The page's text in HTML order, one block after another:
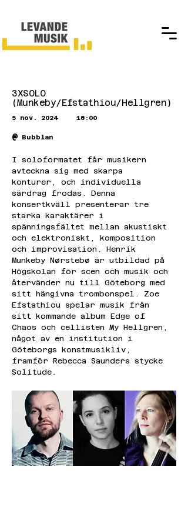
3XSOLO
(Munkeby/Efstathiou/Hellgren)
5 nov. 2024 18:00
@ Bubblan
I soloformatet får musikern
avteckna sig med skarpa
konturer, och individuella
särdrag frodas. Denna
konsertkväll presenterar tre
starka karaktärer i
spänningsfältet mellan akustiskt
och elektroniskt, komposition
och improvisation. Henrik
Munkeby Nørstebø är utbildad på
Högskolan för scen och musik och
återvänder nu till Göteborg med
sitt hängivna trombonspel. Zoe
Efstathiou spelar musik från
sitt kommande album Edge of
Chaos och cellisten My Hellgren,
något av en institution i
Göteborgs konstmusikliv,
framför Rebecca Saunders stycke
Solitude.